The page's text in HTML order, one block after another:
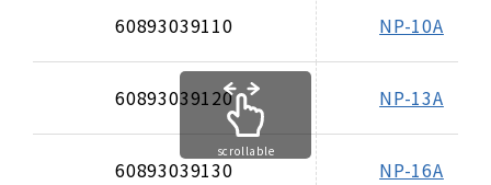
60893039110 NP-10A
60893039120 NP-13A
60893039130 NP-16A
scrollable